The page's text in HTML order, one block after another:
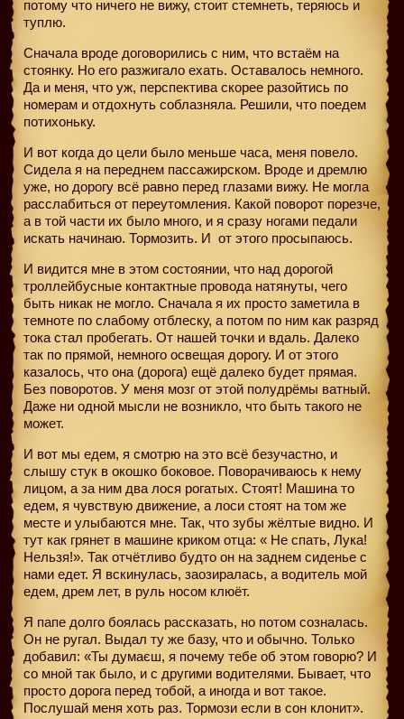
потому что ничего не вижу, стоит стемнеть, теряюсь и
туплю.
Сначала вроде договорились с ним, что встаём на
стоянку. Но его разжигало ехать. Оставалось немного.
Да и меня, что уж, перспектива скорее разойтись по
номерам и отдохнуть соблазняла. Решили, что поедем
потихоньку.
И вот когда до цели было меньше часа, меня повело.
Сидела я на переднем пассажирском. Вроде и дремлю
уже, но дорогу всё равно перед глазами вижу. Не могла
расслабиться от переутомления. Какой поворот порезче,
а в той части их было много, и я сразу ногами педали
искать начинаю. Тормозить. И от этого просыпаюсь.
И видится мне в этом состоянии, что над дорогой
троллейбусные контактные провода натянуты, чего
быть никак не могло. Сначала я их просто заметила в
темноте по слабому отблеску, а потом по ним как разряд
тока стал пробегать. От нашей точки и вдаль. Далеко
так по прямой, немного освещая дорогу. И от этого
казалось, что она (дорога) ещё далеко будет прямая.
Без поворотов. У меня мозг от этой полудрёмы ватный.
Даже ни одной мысли не возникло, что быть такого не
может.
И вот мы едем, я смотрю на это всё безучастно, и
слышу стук в окошко боковое. Поворачиваюсь к нему
лицом, а за ним два лося рогатых. Стоят! Машина то
едем, я чувствую движение, а лоси стоят на том же
месте и улыбаются мне. Так, что зубы жёлтые видно. И
тут как грянет в машине криком отца: « Не спать, Лука!
Нельзя!». Так отчётливо будто он на заднем сиденье с
нами едет. Я вскинулась, заозиралась, а водитель мой
едем, дрем лет, в руль носом клюёт.
Я папе долго боялась рассказать, но потом созналась.
Он не ругал. Выдал ту же базу, что и обычно. Только
добавил: «Ты думаєш, я почему тебе об этом говорю? И
со мной так было, и с другими водителями. Бывает, что
просто дорога перед тобой, а иногда и вот такое.
Послушай меня хоть раз. Тормози если в сон клонит».